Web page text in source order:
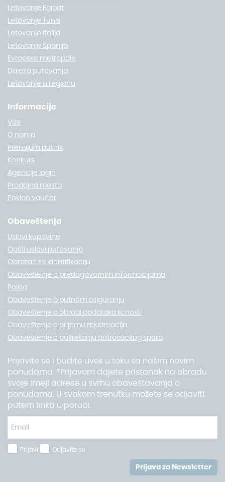
Letovanje Egipat
Letovanje Tunis
Letovanje Italija
Letovanje Španija
Evropske metropole
Daleka putovanja
Letovanje u regionu
Informacije
Vize
O nama
Premijum putnik
Konkurs
Agencije login
Prodajna mesta
Poklon vaučer
Obaveštenja
Uslovi kupovine
Opšti uslovi putovanja
Obrazac za identifikaciju
Obaveštenje o predugovornim informacijama
Polisa
Obaveštenje o putnom osiguranju
Obaveštenje o obradi podataka ličnosti
Obaveštenje o prijemu reklamacija
Obaveštenje o pokretanju potrošačkog spora
Prijavite se i budite uvek u toku sa našim novim
ponudama. *Prijavom dajete pristanak na obradu
svoje imejl adrese u svrhu obaveštavanja o
ponudama. U svakom trenutku možete se odjaviti
putem linka u poruci.
Prijavi Odjavite se
Prijava za Newsletter